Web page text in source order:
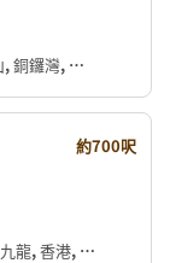
島, 香港, 中国
約700呎
, 香港, 中国